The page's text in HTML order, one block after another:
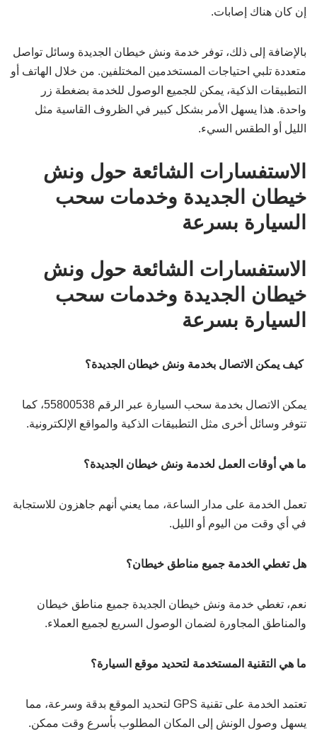
إن كان هناك إصابات.
بالإضافة إلى ذلك، توفر خدمة ونش خيطان الجديدة وسائل تواصل
متعددة تلبي احتياجات المستخدمين المختلفين. من خلال الهاتف أو
التطبيقات الذكية، يمكن للجميع الوصول للخدمة بضغطة زر
واحدة. هذا يسهل الأمر بشكل كبير في الظروف القاسية مثل
الليل أو الطقس السيء.
الاستفسارات الشائعة حول ونش
خيطان الجديدة وخدمات سحب
السيارة بسرعة
الاستفسارات الشائعة حول ونش
خيطان الجديدة وخدمات سحب
السيارة بسرعة
كيف يمكن الاتصال بخدمة ونش خيطان الجديدة؟
يمكن الاتصال بخدمة سحب السيارة عبر الرقم 55800538، كما
تتوفر وسائل أخرى مثل التطبيقات الذكية والمواقع الإلكترونية.
ما هي أوقات العمل لخدمة ونش خيطان الجديدة؟
تعمل الخدمة على مدار الساعة، مما يعني أنهم جاهزون للاستجابة
في أي وقت من اليوم أو الليل.
هل تغطي الخدمة جميع مناطق خيطان؟
نعم، تغطي خدمة ونش خيطان الجديدة جميع مناطق خيطان
والمناطق المجاورة لضمان الوصول السريع لجميع العملاء.
ما هي التقنية المستخدمة لتحديد موقع السيارة؟
تعتمد الخدمة على تقنية GPS لتحديد الموقع بدقة وسرعة، مما
يسهل وصول الونش إلى المكان المطلوب بأسرع وقت ممكن.